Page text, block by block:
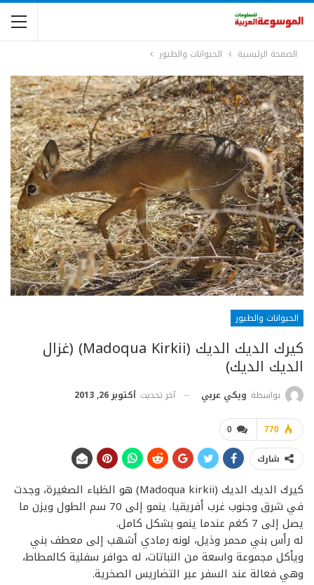
الصفحة الرئيسية الحيوانات والطيور
الحيوانات والطيور
كيرك الديك الديك (Madoqua Kirkii) (غزال
الديك الديك)
بواسطة ويكي عربي آخر تحديث أكتوبر 26, 2013
0 770
شارك
كيرك الديك الديك (Madoqua kirkii) هو الظباء الصغيرة، وجدت
في شرق وجنوب غرب أفريقيا. ينمو إلى 70 سم الطول ويزن ما
يصل إلى 7 كغم عندما ينمو بشكل كامل.
له رأس بني محمر وذيل، لونه رمادي أشهب إلى معطف بني
ويأكل مجموعة واسعة من النباتات، له حوافر سفلية كالمطاط،
وهي فعالة عند السفر عبر التضاريس الصخرية.